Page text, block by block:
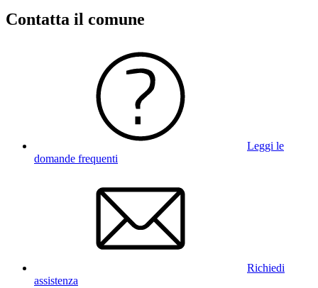
Contatta il comune
Leggi le
domande frequenti
Richiedi
assistenza